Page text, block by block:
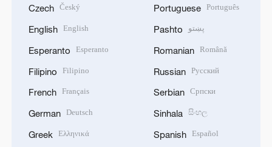
Czech Český
English English
Esperanto Esperanto
Filipino Filipino
French Français
German Deutsch
Greek Ελληνικά
Portuguese Português
Pashto پښتو
Romanian Română
Russian Русский
Serbian Српски
Sinhala සිංහල
Spanish Español